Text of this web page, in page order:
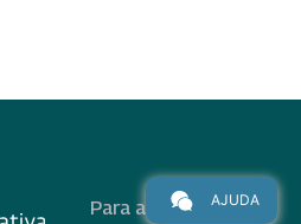
Para alunos
AJUDA